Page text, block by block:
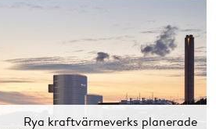
Rya kraftvärmeverks planerade